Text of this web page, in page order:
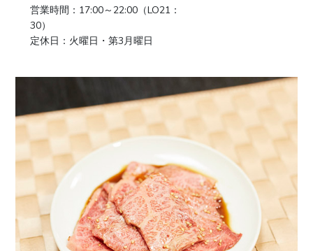
営業時間：17:00～22:00（LO21：
30）
定休日：火曜日・第3月曜日